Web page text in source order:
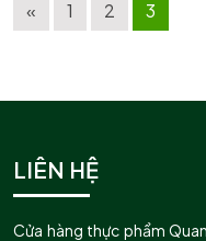
« 1 2 3
LIÊN HỆ
Cửa hàng thực phẩm